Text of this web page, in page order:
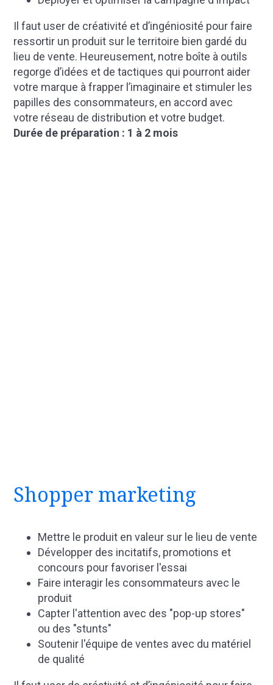
Il faut user de créativité et d’ingéniosité pour faire
ressortir un produit sur le territoire bien gardé du
lieu de vente. Heureusement, notre boîte à outils
regorge d’idées et de tactiques qui pourront aider
votre marque à frapper l’imaginaire et stimuler les
papilles des consommateurs, en accord avec
votre réseau de distribution et votre budget.
Durée de préparation : 1 à 2 mois
Shopper marketing
Mettre le produit en valeur sur le lieu de vente
Développer des incitatifs, promotions et
concours pour favoriser l'essai
Faire interagir les consommateurs avec le
produit
Capter l'attention avec des "pop-up stores"
ou des "stunts"
Soutenir l'équipe de ventes avec du matériel
de qualité